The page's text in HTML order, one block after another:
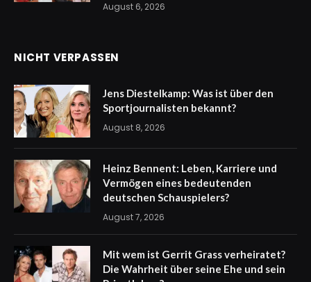
August 6, 2026
NICHT VERPASSEN
Jens Diestelkamp: Was ist über den
Sportjournalisten bekannt?
August 8, 2026
Heinz Bennent: Leben, Karriere und
Vermögen eines bedeutenden
deutschen Schauspielers?
August 7, 2026
Mit wem ist Gerrit Grass verheiratet?
Die Wahrheit über seine Ehe und sein